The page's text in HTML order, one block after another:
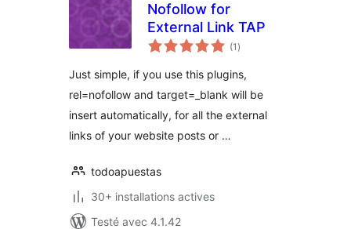
Nofollow for
External Link TAP
(1 notes
en
)
Just simple, if you use this plugins,
rel=nofollow and target=_blank will be
insert automatically, for all the external
links of your website posts or …
todoapuestas
30+ installations actives
Testé avec 4.1.42